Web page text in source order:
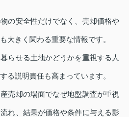
の安全性だけでなく、売却価格や
大きく関わる重要な情報です。
らせる土地かどうかを重視する人
る説明責任も高まっています。
売却の場面でなぜ地盤調査が重視
れ、結果が価格や条件に与える影